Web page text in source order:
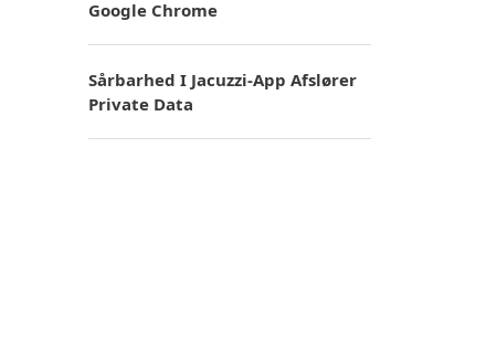
Google Chrome
Sårbarhed I Jacuzzi-App Afslører
Private Data